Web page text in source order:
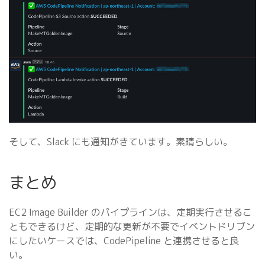
そして、Slack にも通知がきています。素晴らしい。
まとめ
EC2 Image Builder のパイプラインは、定期実行させるこ
ともできるけど、定期的な更新が不要でイベントドリブン
にしたいケースでは、CodePipeline と連携させると良
い。